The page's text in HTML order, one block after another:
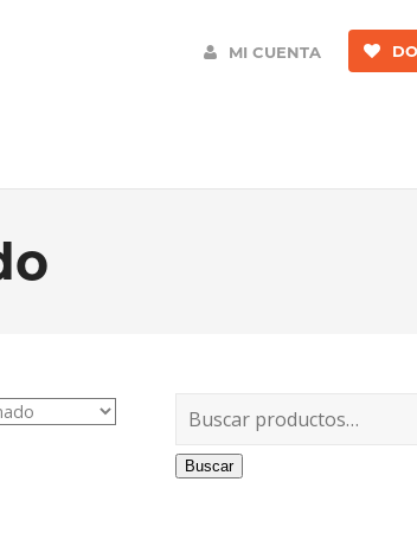
MI CUENTA
Buscar